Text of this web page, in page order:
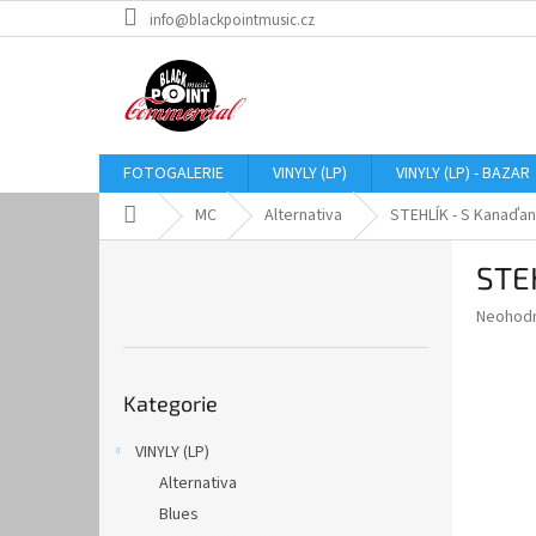
na
info@blackpointmusic.cz
FOTOGALERIE VINYLY (LP) VINYLY (LP) - BAZAR
Domů MC Alternativa STEHLÍK - S
kategorie
Kategorie
VINYLY (LP)
Alternativa
Blues